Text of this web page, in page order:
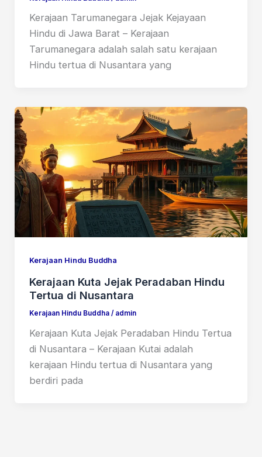
Kerajaan Tarumanegara Jejak Kejayaan
Hindu di Jawa Barat – Kerajaan
Tarumanegara adalah salah satu kerajaan
Hindu tertua di Nusantara yang
Kerajaan Hindu Buddha
Kerajaan Kuta Jejak Peradaban Hindu
Tertua di Nusantara
Kerajaan Hindu Buddha/ admin
Kerajaan Kuta Jejak Peradaban Hindu Tertua
di Nusantara – Kerajaan Kutai adalah
kerajaan Hindu tertua di Nusantara yang
berdiri pada